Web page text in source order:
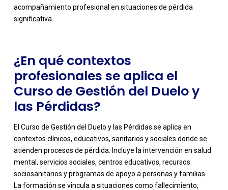
acompañamiento profesional en situaciones de pérdida
significativa.
¿En qué contextos
profesionales se aplica el
Curso de Gestión del Duelo y
las Pérdidas?
El Curso de Gestión del Duelo y las Pérdidas se aplica en
contextos clínicos, educativos, sanitarios y sociales donde se
atienden procesos de pérdida. Incluye la intervención en salud
mental, servicios sociales, centros educativos, recursos
sociosanitarios y programas de apoyo a personas y familias.
La formación se vincula a situaciones como fallecimiento,